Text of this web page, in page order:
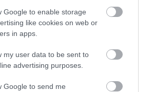
Google to enable storage
like cookies on web or
in apps.
my user data to be sent to
advertising purposes.
Google to send me
eredő károkért az
felelősségét kizárja.